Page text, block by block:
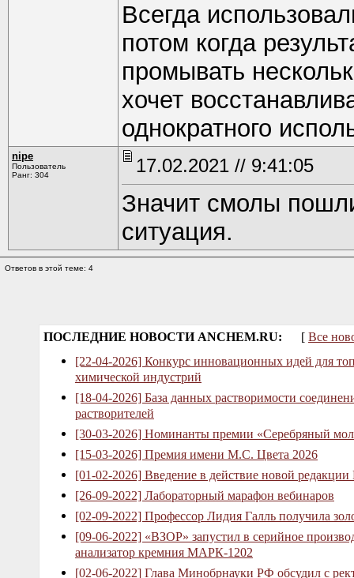
Всегда
потом когда
промывать
хочет
однократного
nipe
Пользователь
Ранг: 304
17.02.2021 // 9:41:05
Значит смолы
ситуация.
Ответов в этой теме: 4
ПОСЛЕДНИЕ НОВОСТИ ANCHEM.RU: [ Все
[22-04-2026] Конкурс инновационных идей для
химической индустрий
[18-04-2026] База данных растворимости
растворителей
[30-03-2026] Номинанты премии «Серебряный
[15-03-2026] Премия имени М.С. Цвета 2026
[01-02-2026] Введение в действие новой
[26-09-2022] Лабораторный марафон вебинаров
[02-09-2022] Профессор Лидия Галль получила
[09-06-2022] «ВЗОР» запустил в серийное
анализатор кремния МАРК-1202
[02-06-2022] Глава Минобрнауки РФ обсудил с